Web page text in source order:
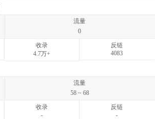
流量
0
收录
4.7万+
反链
4083
流量
58 ~ 68
收录
-
反链
-